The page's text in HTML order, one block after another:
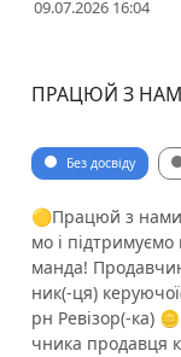
09.07.2026 16:04
ПРАЦЮЙ З
Без досвіду
🟡Працюй з нами
мо і
манда!
ник(-ця)
рн Ревізор(-ка)
чника продавця